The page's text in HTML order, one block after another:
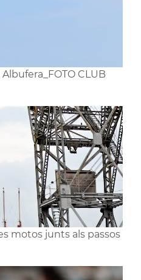
CLUB
motos junts als passos